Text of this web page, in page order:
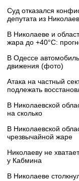
Суд отказался
депутата из
В Николаеве и
жара до +40°C:
В Одессе
движения (фото)
Атака на частный
подлежать
В Николаевской
на сколько
В Николаевской
чрезвычайной жаре
Николаеву не
у Кабмина
В Николаеве